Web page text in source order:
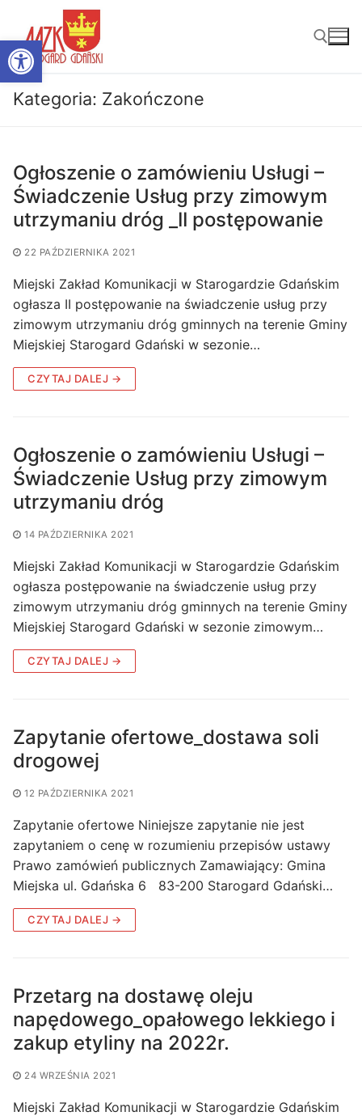
Otwórz pasek narzędzi
treści
Szukaj:
Kategoria: Zakończone
Ogłoszenie o zamówieniu Usługi –
Świadczenie Usług przy zimowym
utrzymaniu dróg _II postępowanie
22 PAŹDZIERNIKA 2021
Miejski Zakład Komunikacji w Starogardzie Gdańskim
ogłasza II postępowanie na świadczenie usług przy
zimowym utrzymaniu dróg gminnych na terenie Gminy
Miejskiej Starogard Gdański w sezonie…
CZYTAJ DALEJ →
Ogłoszenie o zamówieniu Usługi –
Świadczenie Usług przy zimowym
utrzymaniu dróg
14 PAŹDZIERNIKA 2021
Miejski Zakład Komunikacji w Starogardzie Gdańskim
ogłasza postępowanie na świadczenie usług przy
zimowym utrzymaniu dróg gminnych na terenie Gminy
Miejskiej Starogard Gdański w sezonie zimowym…
CZYTAJ DALEJ →
Zapytanie ofertowe_dostawa soli
drogowej
12 PAŹDZIERNIKA 2021
Zapytanie ofertowe Niniejsze zapytanie nie jest
zapytaniem o cenę w rozumieniu przepisów ustawy
Prawo zamówień publicznych Zamawiający: Gmina
Miejska ul. Gdańska 6 83-200 Starogard Gdański…
CZYTAJ DALEJ →
Przetarg na dostawę oleju
napędowego_opałowego lekkiego i
zakup etyliny na 2022r.
24 WRZEŚNIA 2021
Miejski Zakład Komunikacji w Starogardzie Gdańskim